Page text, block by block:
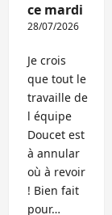
ce mardi
28/07/2026
Je crois
que tout le
travaille de
l équipe
Doucet est
à annular
où à revoir
! Bien fait
pour…